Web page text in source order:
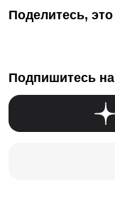
Поделитесь,
Подпишитесь